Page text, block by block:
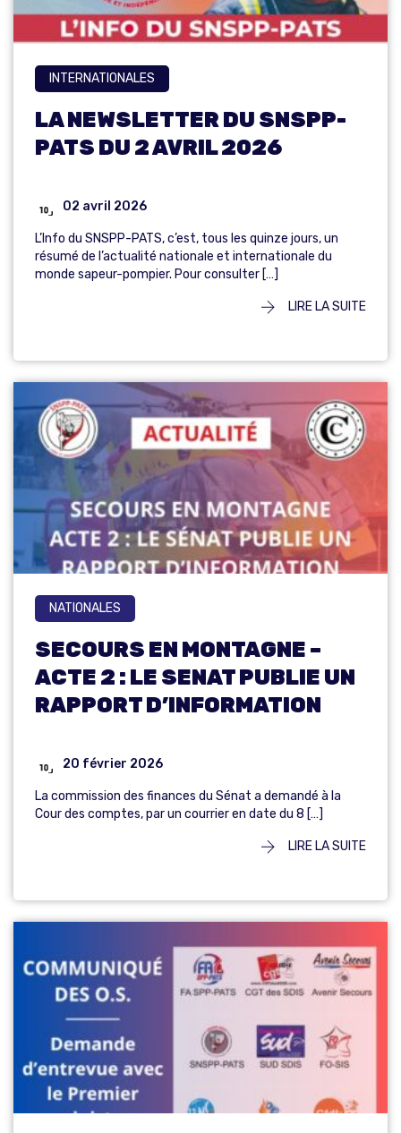
INTERNATIONALES
LA NEWSLETTER DU SNSPP-
PATS DU 2 AVRIL 2026
02 avril 2026
L’Info du SNSPP-PATS, c’est, tous les quinze jours, un
résumé de l’actualité nationale et internationale du
monde sapeur-pompier. Pour consulter […]
LIRE LA SUITE
NATIONALES
SECOURS EN MONTAGNE –
ACTE 2 : LE SENAT PUBLIE UN
RAPPORT D’INFORMATION
20 février 2026
La commission des finances du Sénat a demandé à la
Cour des comptes, par un courrier en date du 8 […]
LIRE LA SUITE